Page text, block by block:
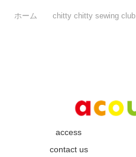
ホーム chitty chitty sewing club
access
contact us